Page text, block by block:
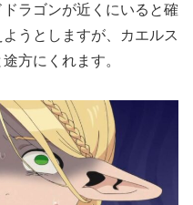
ラゴンが近くにいると確
うとしますが、カエルス
方にくれます。